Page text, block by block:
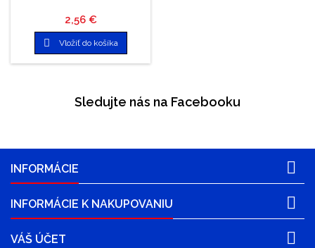
Cena
2,56 €
 Vložiť do košíka
Sledujte nás na Facebooku
INFORMÁCIE 
INFORMÁCIE K NAKUPOVANIU 
VÁŠ ÚČET 